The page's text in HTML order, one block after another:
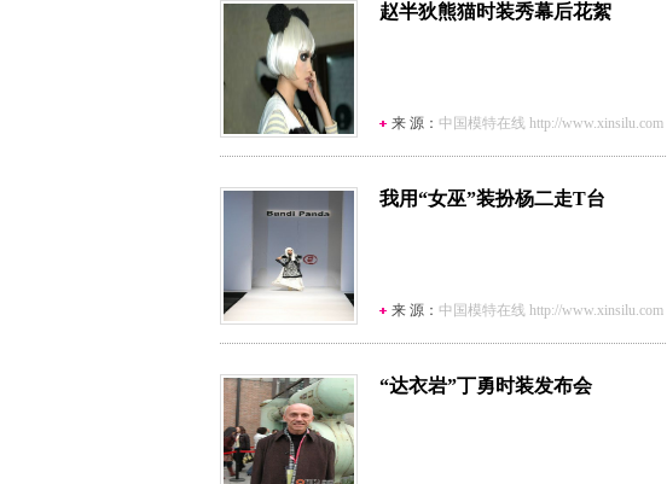
赵半狄熊猫时装秀幕后花絮
来 源： 中国模特在线 http://www.xinsilu.com
我用“女巫”装扮杨二走T台
来 源： 中国模特在线 http://www.xinsilu.com
“达衣岩”丁勇时装发布会